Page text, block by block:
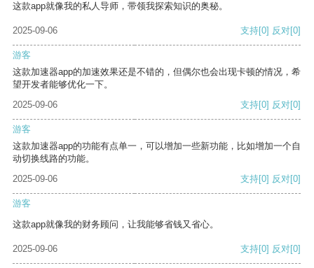
这款app就像我的私人导师，带领我探索知识的奥秘。
2025-09-06 支持[0] 反对[0]
游客
这款加速器app的加速效果还是不错的，但偶尔也会出现卡顿的情况，希
望开发者能够优化一下。
2025-09-06
支持[0] 反对[0]
游客
这款加速器app的功能有点单一，可以增加一些新功能，比如增加一个自
动切换线路的功能。
2025-09-06
支持[0] 反对[0]
游客
这款app就像我的财务顾问，让我能够省钱又省心。
2025-09-06 支持[0] 反对[0]